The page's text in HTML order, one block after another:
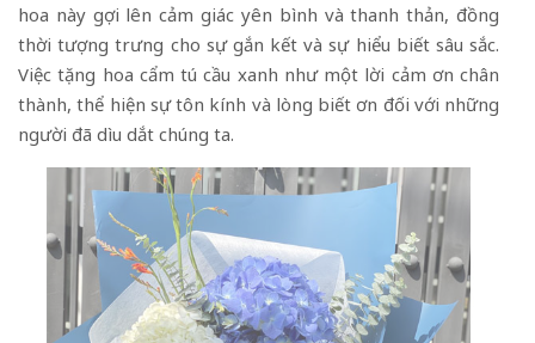
hoa này gợi lên cảm giác yên bình và thanh thản, đồng
thời tượng trưng cho sự gắn kết và sự hiểu biết sâu sắc.
Việc tặng hoa cẩm tú cầu xanh như một lời cảm ơn chân
thành, thể hiện sự tôn kính và lòng biết ơn đối với những
người đã dìu dắt chúng ta.